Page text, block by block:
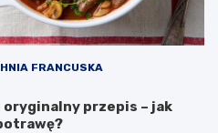
FRANCUSKA
oryginalny przepis – jak